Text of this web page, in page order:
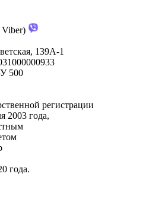
Viber)
139А-1
500
регистрации
2003 года,
года.